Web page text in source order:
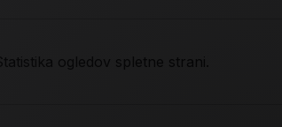
Statistika ogledov spletne strani.